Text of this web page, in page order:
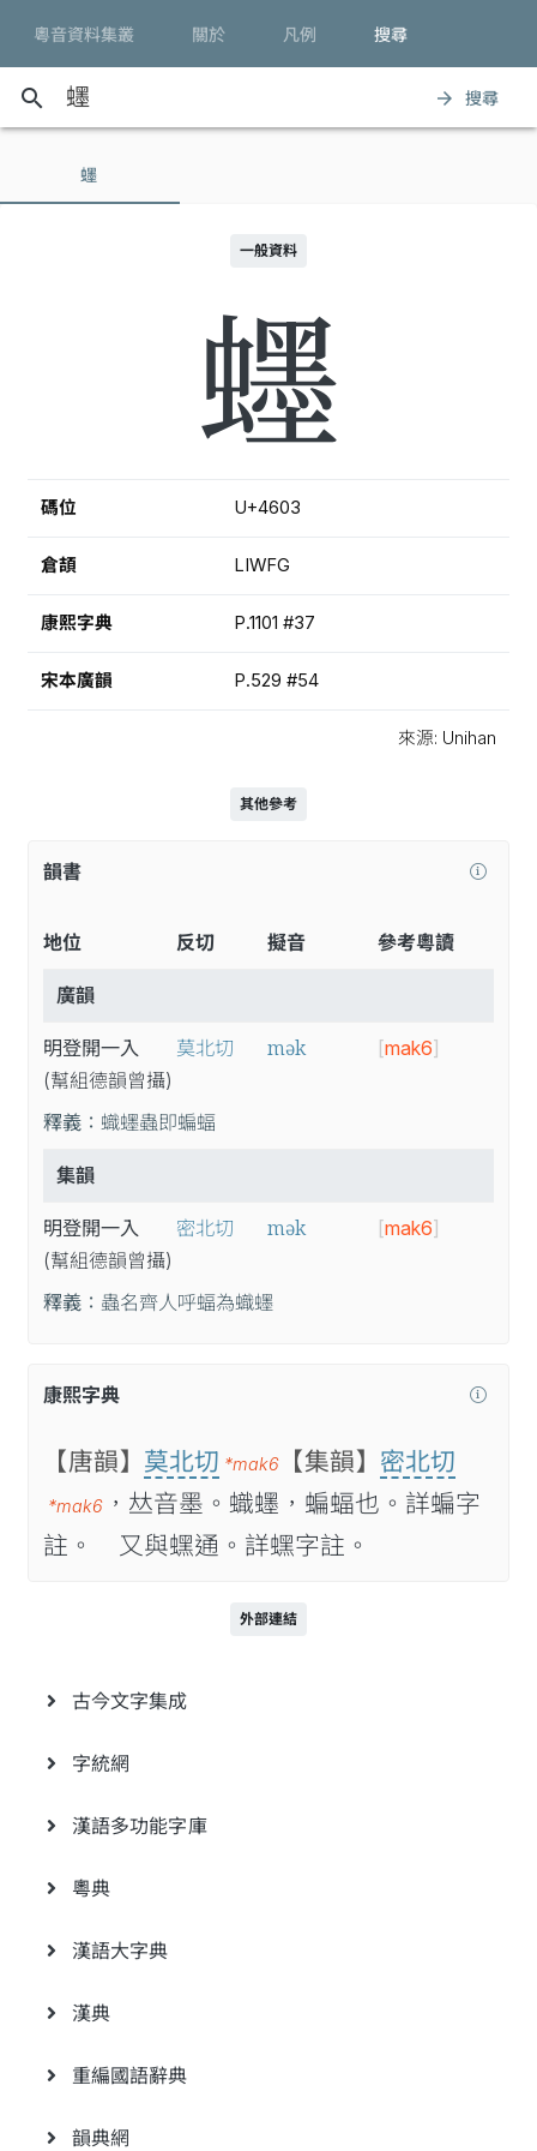
粵音資料集叢 關於 凡例 搜尋
search arrow_forward 搜尋
䘃
一般資料
䘃
碼位 U+4603
倉頡 LIWFG
康熙字典 P.1101 #37
宋本廣韻 P.529 #54
來源: Unihan
其他參考
韻書
地位 反切 擬音 參考粵讀
廣韻
明登開一入
(幫組德韻曾攝)
莫北切 mək [mak6]
釋義： 蟙䘃蟲即蝙蝠
集韻
明登開一入
(幫組德韻曾攝)
密北切 mək [mak6]
釋義： 蟲名齊人呼蝠為蟙䘃
康熙字典
【唐韻】 莫北切 *mak6 【集韻】 密北切
*mak6 ，𠀤音墨。蟙䘃，蝙蝠也。詳蝙字
註。 又與蟔通。詳蟔字註。
外部連結
古今文字集成
字統網
漢語多功能字庫
粵典
漢語大字典
漢典
重編國語辭典
韻典網